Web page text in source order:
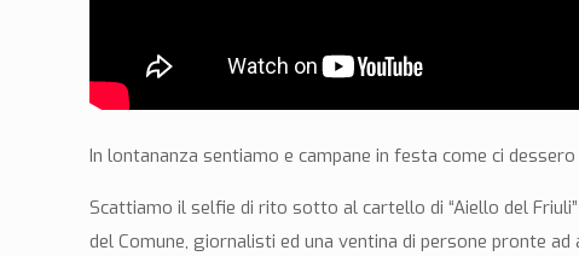
In lontananza sentiamo e campane in festa come ci dessero
Scattiamo il selfie di rito sotto al cartello di “Aiello del
del Comune, giornalisti ed una ventina di persone pronte